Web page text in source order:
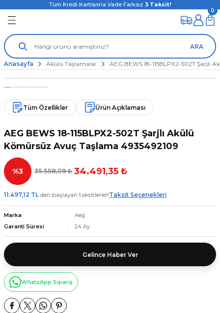
Tüm Kredi Kartlarına Vade Farksız 3 Taksit!
ARA
0
Anasayfa Akülü Taşlamalar AEG BEWS 18-115BLPX2-502T Şarjlı
Tüm Özellikler Ürün Açıklaması
AEG BEWS 18-115BLPX2-502T Şarjlı Akülü
Kömürsüz Avuç Taşlama 4935492109
%3 35.558,09 ₺ 34.491,35 ₺
11.497,12 TL den başlayan taksitlerle!!Taksit Seçenekleri
Marka
Aeg
Garanti Süresi
24 Ay
Gelince Haber Ver
WhatsApp Sipariş